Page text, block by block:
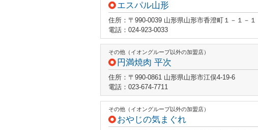
エスパル山形
住所：〒990-0039 山形県山形市香澄町１－１－１
電話：024-923-0033
その他（イオングループ以外の加盟店）
円満焼肉 平次
住所：〒990-0861 山形県山形市江俣4-19-6
電話：023-674-7711
その他（イオングループ以外の加盟店）
おやじの気まぐれ